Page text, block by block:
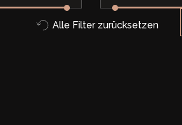
Alle Filter zurücksetzen